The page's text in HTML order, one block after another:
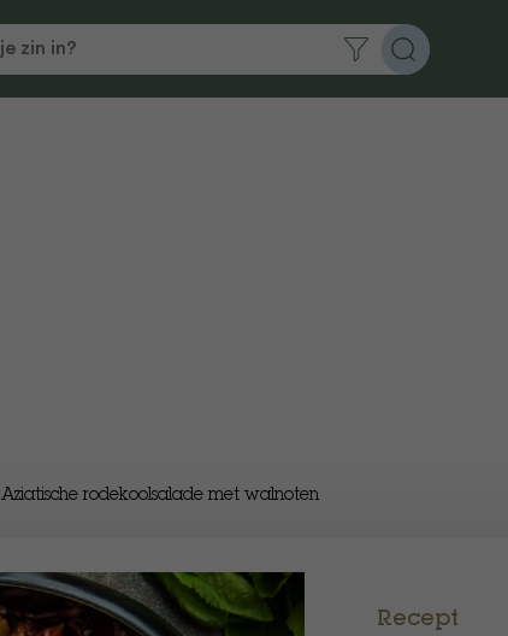
Aziatische rodekoolsalade met walnoten
Recept